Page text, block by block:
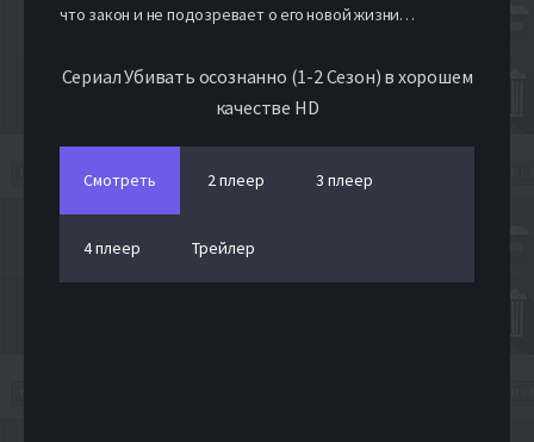
что закон и не подозревает о его новой жизни…
Сериал Убивать осознанно (1-2 Сезон) в хорошем
качестве HD
Смотреть 2 плеер 3 плеер
4 плеер Трейлер